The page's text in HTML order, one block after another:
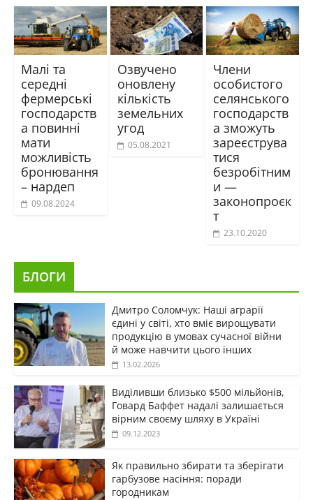
Малі та
середні
фермерські
господарств
а повинні
мати
можливість
бронювання
– нардеп
09.08.2024
Озвучено
оновлену
кількість
земельних
угод
05.08.2021
Члени
особистого
селянського
господарств
а зможуть
зареєструва
тися
безробітним
и —
законопроєк
т
23.10.2020
БЛОГИ
Дмитро Соломчук: Наші аграрії
єдині у світі, хто вміє вирощувати
продукцію в умовах сучасної війни
й може навчити цього інших
13.02.2026
Виділивши близько $500 мільйонів,
Говард Баффет надалі залишається
вірним своєму шляху в Україні
09.12.2023
Як правильно збирати та зберігати
гарбузове насіння: поради
городникам